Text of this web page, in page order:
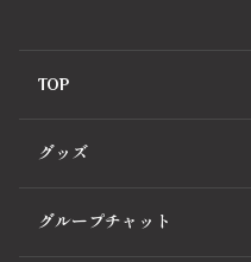
TOP
グッズ
グループチャット